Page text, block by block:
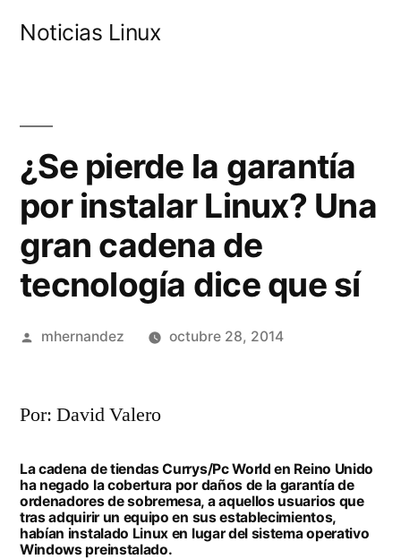
Noticias Linux
¿Se pierde la garantía
por instalar Linux? Una
gran cadena de
tecnología dice que sí
Publicado
mhernandez octubre 28, 2014
Por: David Valero
La cadena de tiendas Currys/Pc World en Reino Unido
ha negado la cobertura por daños de la garantía de
ordenadores de sobremesa, a aquellos usuarios que
tras adquirir un equipo en sus establecimientos,
habían instalado Linux en lugar del sistema operativo
Windows preinstalado.